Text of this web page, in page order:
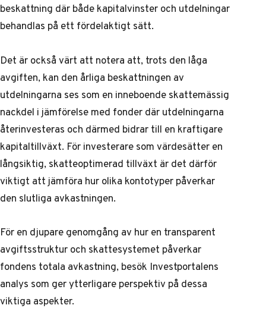
beskattning där både kapitalvinster och utdelningar
behandlas på ett fördelaktigt sätt.
Det är också värt att notera att, trots den låga
avgiften, kan den årliga beskattningen av
utdelningarna ses som en inneboende skattemässig
nackdel i jämförelse med fonder där utdelningarna
återinvesteras och därmed bidrar till en kraftigare
kapitaltillväxt. För investerare som värdesätter en
långsiktig, skatteoptimerad tillväxt är det därför
viktigt att jämföra hur olika kontotyper påverkar
den slutliga avkastningen.
För en djupare genomgång av hur en transparent
avgiftsstruktur och skattesystemet påverkar
fondens totala avkastning, besök Investportalens
analys som ger ytterligare perspektiv på dessa
viktiga aspekter.